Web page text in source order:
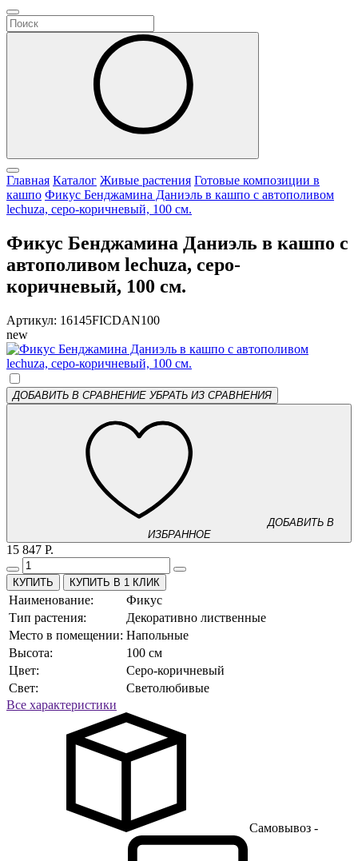
Главная Каталог Живые растения Готовые композиции в
кашпо Фикус Бенджамина Даниэль в кашпо с автополивом
lechuza, серо-коричневый, 100 см.
Фикус Бенджамина Даниэль в кашпо с
автополивом lechuza, серо-
коричневый, 100 см.
Артикул: 16145FICDAN100
new
ДОБАВИТЬ В СРАВНЕНИЕ УБРАТЬ ИЗ СРАВНЕНИЯ
ДОБАВИТЬ В
ИЗБРАННОЕ
15 847 Р.
КУПИТЬ В 1 КЛИК
Наименование:
Фикус
Тип растения:
Декоративно лиственные
Место в помещении: Напольные
Высота:
100 см
Цвет:
Серо-коричневый
Свет:
Светолюбивые
Все характеристики
Самовывоз -